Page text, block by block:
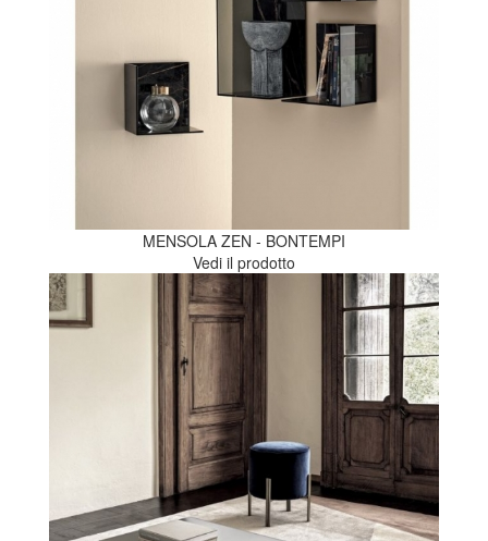
MENSOLA ZEN - BONTEMPI
Vedi il prodotto